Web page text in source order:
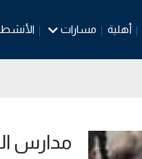
أهلية مسارات
مدارس